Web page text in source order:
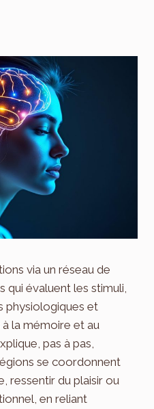
via un réseau de
évaluent les stimuli,
physiologiques et
la mémoire et au
pas à pas,
se coordonnent
ressentir du plaisir ou
en reliant